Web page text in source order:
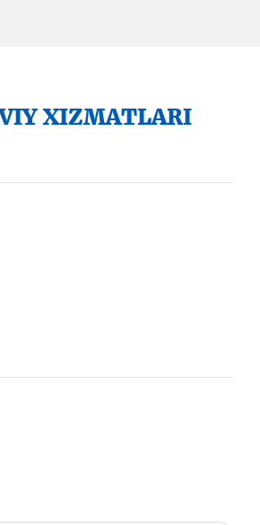
XIZMATLARI